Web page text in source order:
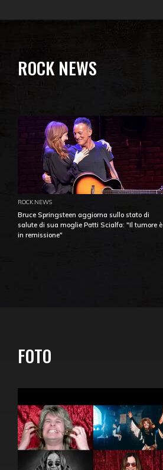
ROCK NEWS
ROCK NEWS
Bruce Springsteen aggiorna sullo stato di
salute di sua moglie Patti Scialfa: "Il tumore è
in remissione"
FOTO